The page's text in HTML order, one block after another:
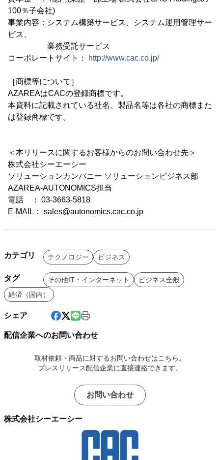
100％子会社)
事業内容：システム構築サービス、システム運用管理サー
ビス、
業務受託サービス
コーポレートサイト：
http://www.cac.co.jp/
［商標等について］
AZAREAはCACの登録商標です。
本資料に記載されている社名、製品名等は各社の商標また
は登録商標です。
＜本リリースに関するお客様からのお問い合わせ先＞
株式会社シーエーシー
ソリューションカンパニー ソリューションビジネス部
AZAREA-AUTONOMICS担当
電話 ： 03-3663-5818
E-MAIL： sales@autonomics.cac.co.jp
カテゴリ テクノロジー ビジネス
タグ その他IT・インターネット
ビジネス全般
経済（国内）
シェア
配信企業へのお問い合わせ
取材依頼・商品に対するお問い合わせはこちら。
プレスリリース配信企業に直接連絡できます。
お問い合わせ
株式会社シーエーシー